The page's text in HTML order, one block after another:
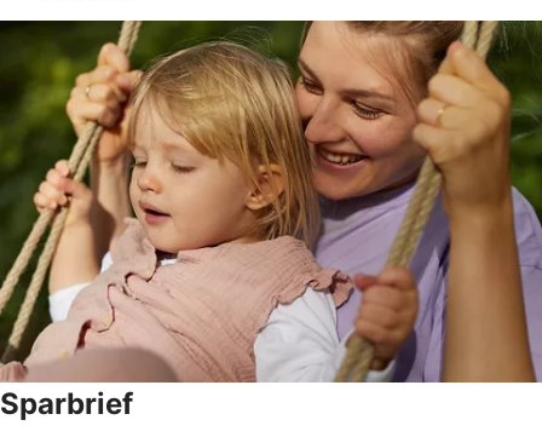
Sparbrief